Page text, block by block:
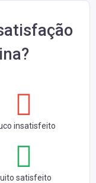
insatisfeito
satisfeito